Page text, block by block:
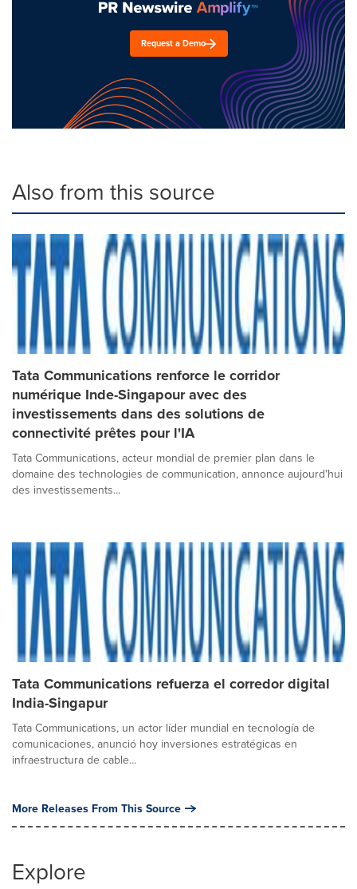
Request a Demo
Also from this source
Tata Communications renforce le corridor
numérique Inde-Singapour avec des
investissements dans des solutions de
connectivité prêtes pour l'IA
Tata Communications, acteur mondial de premier plan dans le
domaine des technologies de communication, annonce aujourd'hui
des investissements...
Tata Communications refuerza el corredor digital
India-Singapur
Tata Communications, un actor líder mundial en tecnología de
comunicaciones, anunció hoy inversiones estratégicas en
infraestructura de cable...
More Releases From This Source
Explore